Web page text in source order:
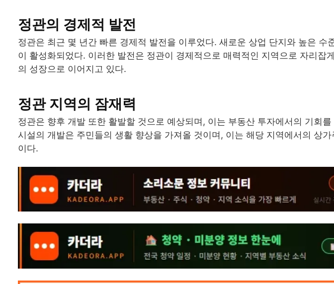
정관의 경제적 발전
정관은 최근 몇 년간 빠른 경제적 발전을 이루었다. 새로운 상업 단지와 높은 수
이 활성화되었다. 이러한 발전은 정관이 경제적으로 매력적인 지역으로 자리잡
의 성장으로 이어지고 있다.
정관 지역의 잠재력
정관은 향후 개발 또한 활발할 것으로 예상되며, 이는 부동산 투자에서의 기회
시설의 개발은 주민들의 생활 향상을 가져올 것이며, 이는 해당 지역에서의 상
이다.